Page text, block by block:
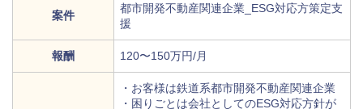
案件
都市開発不動産関連企業_ESG対応方策定支
援
報酬 120〜150万円/月
・お客様は鉄道系都市開発不動産関連企業
・困りごとは会社としてのESG対応方針が